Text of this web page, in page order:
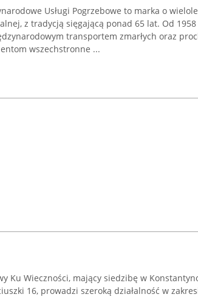
Usługi Pogrzebowe to marka o
z tradycją sięgającą ponad 65 lat. Od
transportem zmarłych oraz
wszechstronne ...
Ku Wieczności, mający siedzibę w
16, prowadzi szeroką działalność w